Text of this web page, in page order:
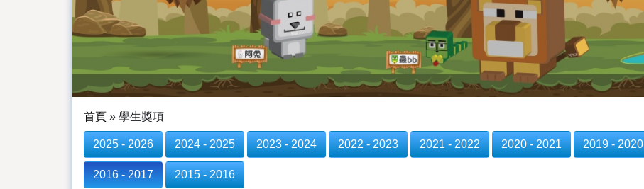
首頁 » 學生獎項
2025 - 2026 2024 - 2025 2023 - 2024 2022 - 2023 2021 - 2022 2020 - 2021 2019 - 2020
2016 - 2017 2015 - 2016